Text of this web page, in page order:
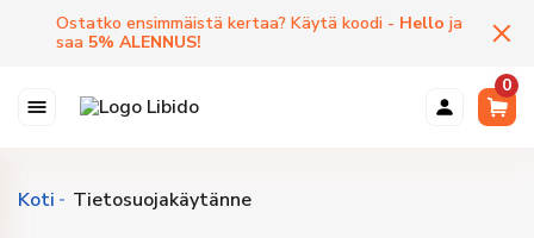
Ostatko ensimmäistä kertaa? Käytä koodi - Hello ja
saa 5% ALENNUS!
0
Koti Tietosuojakäytänne